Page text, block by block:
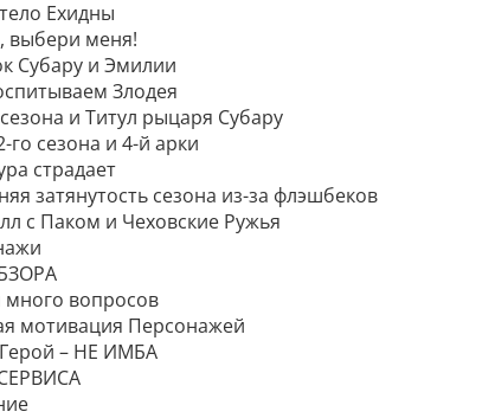
Ехидны
выбери меня!
Субару и Эмилии
Злодея
и Титул рыцаря Субару
го сезона и 4-й арки
страдает
затянутость сезона из-за флэшбеков
с Паком и Чеховские Ружья
вопросов
мотивация Персонажей
– НЕ ИМБА